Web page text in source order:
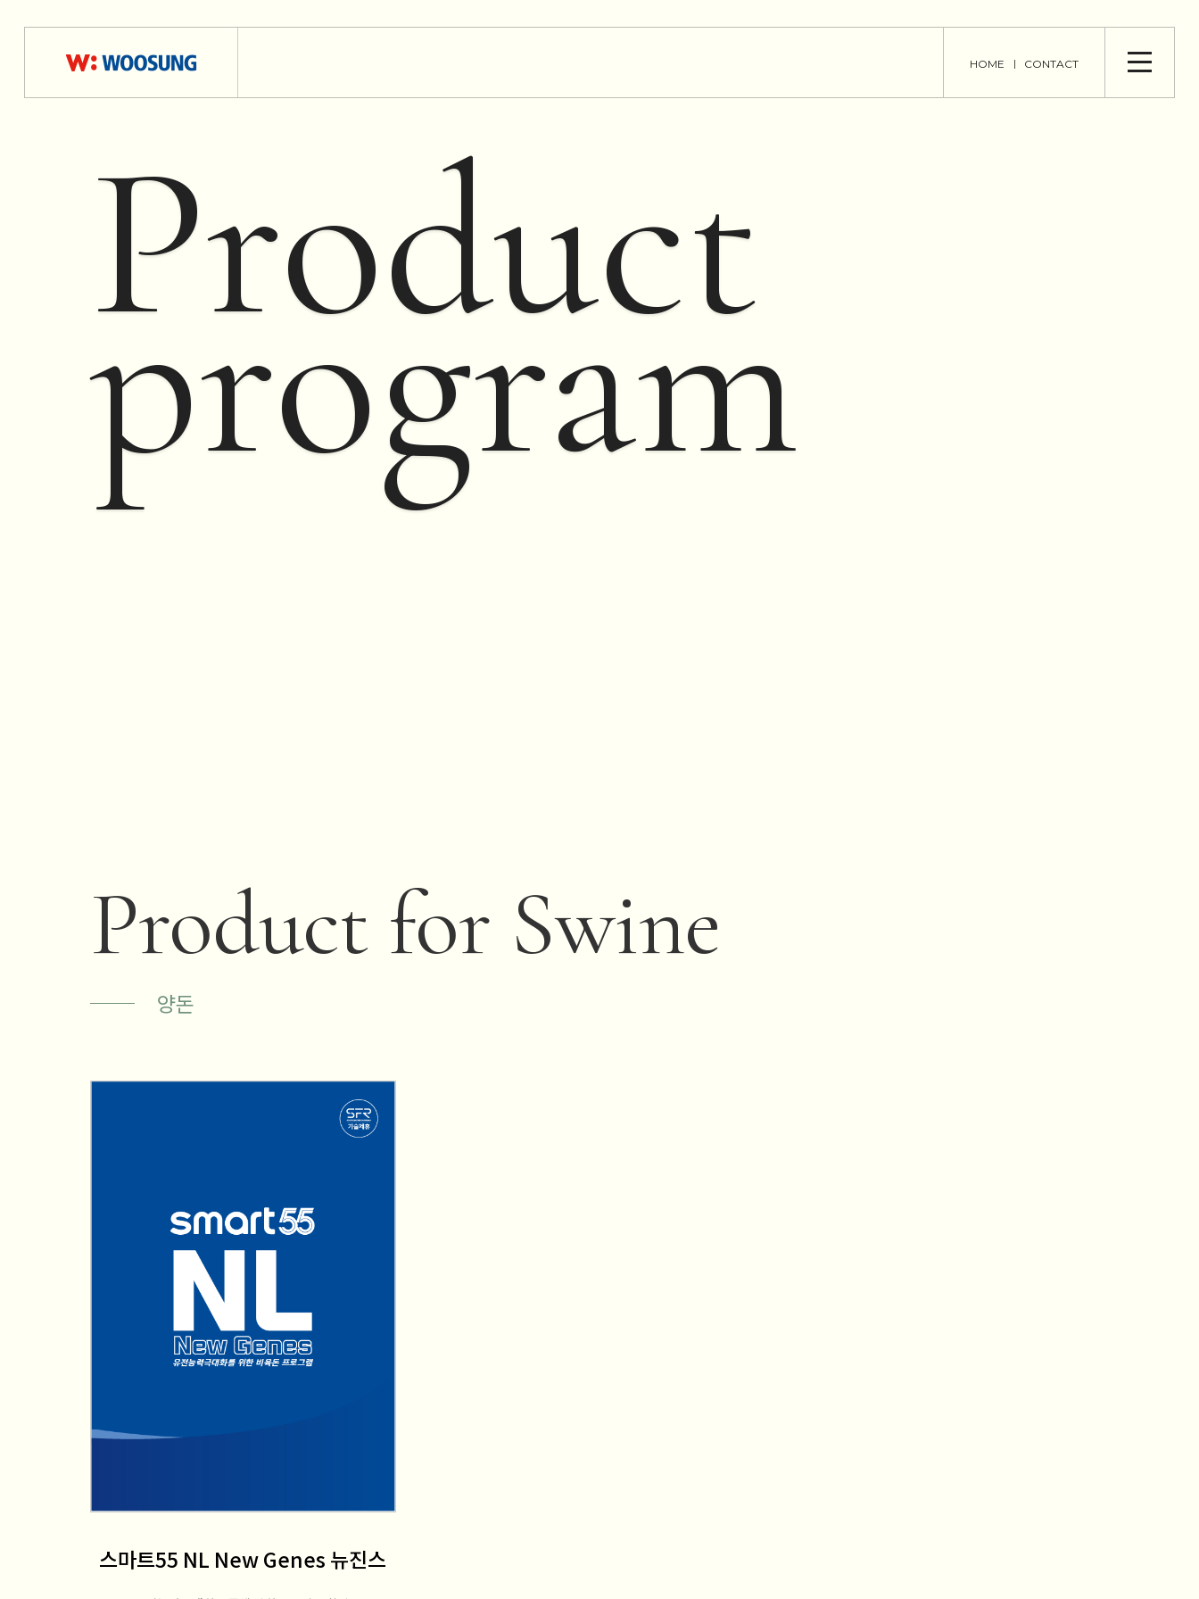
HOME CONTACT
Product
program
Product for Swine
양돈
스마트55 NL New Genes 뉴진스